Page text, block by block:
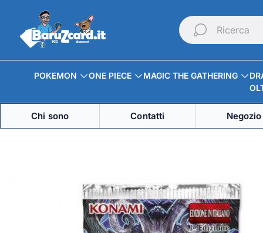
Logo
negozio"
Ricerca
POKEMON ONE PIECE MAGIC THE GATHERING
Chi sono Contatti